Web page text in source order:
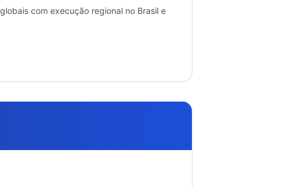
com execução regional no Brasil e